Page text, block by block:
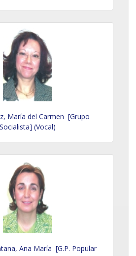
María del Carmen [Grupo
(Vocal)
Ana María [G.P. Popular